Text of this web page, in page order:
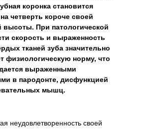
коронка становится
четверть короче своей
высоты. При патологической
скорость и выраженность
тканей зуба значительно
физиологическую норму, что
выраженными
в пародонте, дисфункцией
мышц.
неудовлетворенность своей